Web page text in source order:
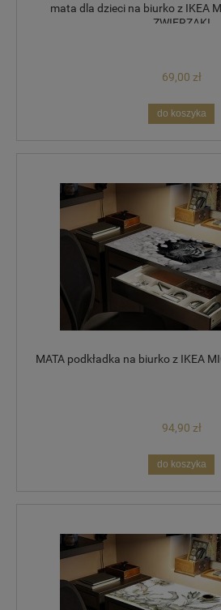
mata dla dzieci na biurko z IKEA
ZWIERZAKI
69,00 zł
do koszyka
MATA podkładka na biurko z IKEA
94,90 zł
do koszyka